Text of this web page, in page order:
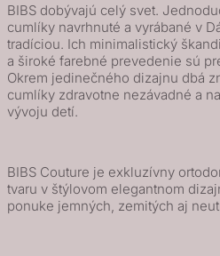
anatomické
cumlíky
zo
silikónu
2ks
2,
Vanilla
BIBS dobývajú celý svet.
cumlíky navrhnuté a vyrábané v
tradíciou. Ich minimalistický
a široké farebné prevedenie sú
Okrem jedinečného dizajnu dbá
cumlíky zdravotne nezávadné a
vývoju detí.
BIBS Couture je exkluzívny
tvaru v štýlovom elegantnom
ponuke jemných, zemitých aj